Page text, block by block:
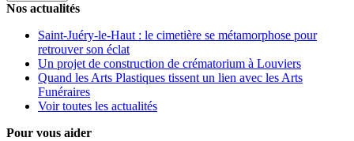
Nos actualités
Saint-Juéry-le-Haut : le cimetière se métamorphose pour
retrouver son éclat
Un projet de construction de crématorium à Louviers
Quand les Arts Plastiques tissent un lien avec les Arts
Funéraires
Voir toutes les actualités
Pour vous aider